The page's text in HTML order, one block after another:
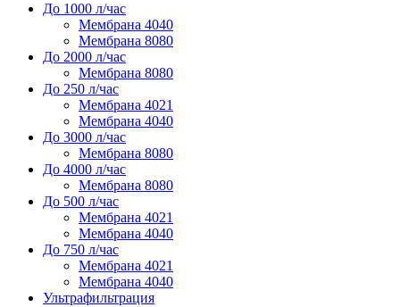
До 1000 л/час
Мембрана 4040
Мембрана 8080
До 2000 л/час
Мембрана 8080
До 250 л/час
Мембрана 4021
Мембрана 4040
До 3000 л/час
Мембрана 8080
До 4000 л/час
Мембрана 8080
До 500 л/час
Мембрана 4021
Мембрана 4040
До 750 л/час
Мембрана 4021
Мембрана 4040
Ультрафильтрация